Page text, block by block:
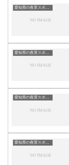
愛知県の夜景スポット一覧
愛知県の夜景スポット一覧
愛知県の夜景スポット一覧
愛知県の夜景スポット一覧